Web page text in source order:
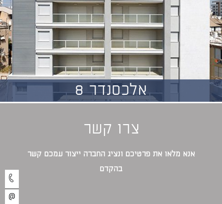
אלכסנדר 8
צרו קשר
אנא מלאו את פרטיכם ונציג החברה ייצור עמכם קשר
בהקדם‎